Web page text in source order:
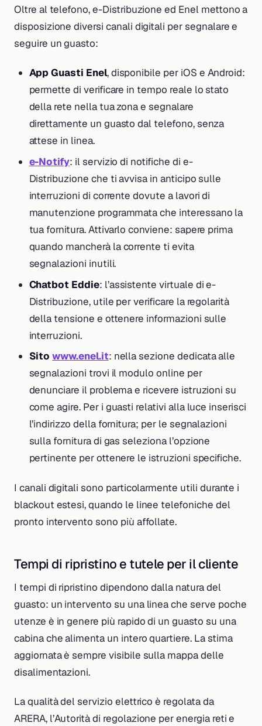
Oltre al telefono, e-Distribuzione ed Enel mettono a
disposizione diversi canali digitali per segnalare e
seguire un guasto:
App Guasti Enel, disponibile per iOS e Android:
permette di verificare in tempo reale lo stato
della rete nella tua zona e segnalare
direttamente un guasto dal telefono, senza
attese in linea.
e-Notify: il servizio di notifiche di e-
Distribuzione che ti avvisa in anticipo sulle
interruzioni di corrente dovute a lavori di
manutenzione programmata che interessano la
tua fornitura. Attivarlo conviene: sapere prima
quando mancherà la corrente ti evita
segnalazioni inutili.
Chatbot Eddie: l’assistente virtuale di e-
Distribuzione, utile per verificare la regolarità
della tensione e ottenere informazioni sulle
interruzioni.
Sitowww.enel.it: nella sezione dedicata alle
segnalazioni trovi il modulo online per
denunciare il problema e ricevere istruzioni su
come agire. Per i guasti relativi alla luce inserisci
l’indirizzo della fornitura; per le segnalazioni
sulla fornitura di gas seleziona l’opzione
pertinente per ottenere le istruzioni specifiche.
I canali digitali sono particolarmente utili durante i
blackout estesi, quando le linee telefoniche del
pronto intervento sono più affollate.
Tempi di ripristino e tutele per il cliente
I tempi di ripristino dipendono dalla natura del
guasto: un intervento su una linea che serve poche
utenze è in genere più rapido di un guasto su una
cabina che alimenta un intero quartiere. La stima
aggiornata è sempre visibile sulla mappa delle
disalimentazioni.
La qualità del servizio elettrico è regolata da
ARERA, l’Autorità di regolazione per energia reti e